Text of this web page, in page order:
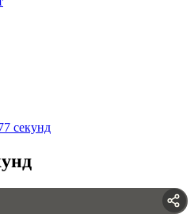
секунд